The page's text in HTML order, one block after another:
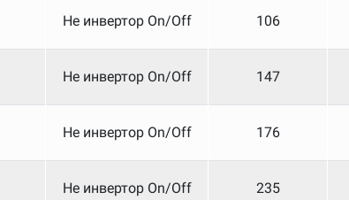
Не инвертор On/Off 106
Не инвертор On/Off 147
Не инвертор On/Off 176
Не инвертор On/Off 235